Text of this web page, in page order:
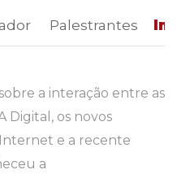
Palestrantes
a interação entre as
Digital, os novos
e a recente
a